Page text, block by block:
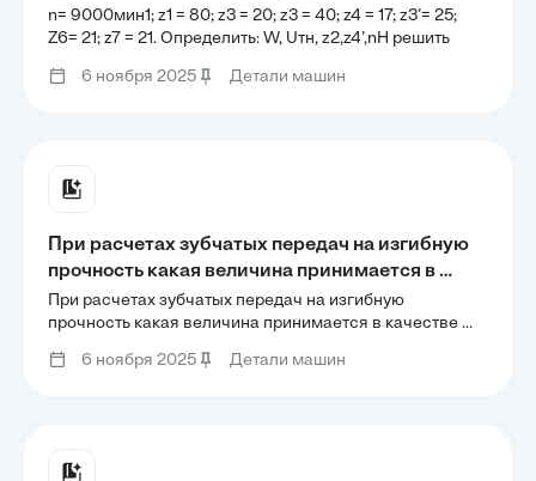
z2,z4’,nH решить задачу по теории машин и
механизмов РБ
n= 9000мин1; z1 = 80; z3 = 20; z3 = 40; z4 = 17; z3’= 25;
Z6= 21; z7 = 21. Определить: W, Uтн, z2,z4’,nH решить
6 ноября 2025
Детали машин
При расчетах зубчатых передач на изгибную
прочность какая величина принимается в
качестве базового числа циклов перемены
нагружений NFlim?
При расчетах зубчатых передач на изгибную
прочность какая величина принимается в качестве
6 ноября 2025
Детали машин